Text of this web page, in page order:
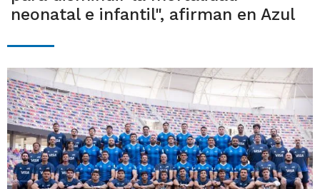
neonatal e infantil", afirman en Azul